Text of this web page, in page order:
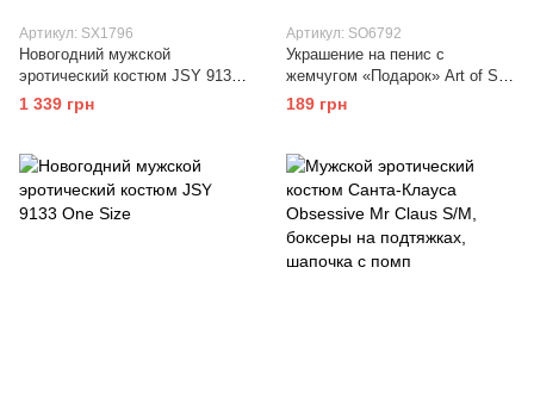
Артикул: SX1796
Новогодний мужской
эротический костюм JSY 9132
One Size
1 339 грн
Артикул: SO6792
Украшение на пенис с
жемчугом «Подарок» Art of Sex
- Gift
189 грн